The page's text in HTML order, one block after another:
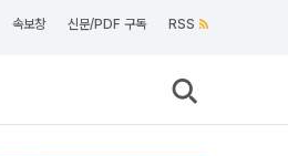
속보창 신문/PDF 구독 RSS